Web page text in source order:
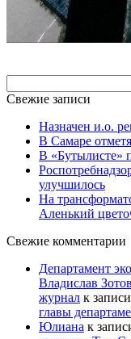
Свежие записи
Назначен и.о.
В Самаре
В «Бутылисте»
улучшилось
На
Аленький
Свежие комментарии
Департамент
Владислав
журнал к записи
главы
Юлиана к